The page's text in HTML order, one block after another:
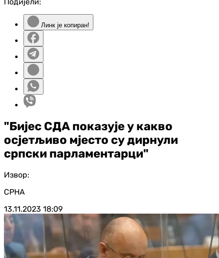
Линк је копиран!
"Бијес СДА показује у какво
осјетљиво мјесто су дирнули
српски парламентарци"
Извор:
СРНА
13.11.2023 18:09